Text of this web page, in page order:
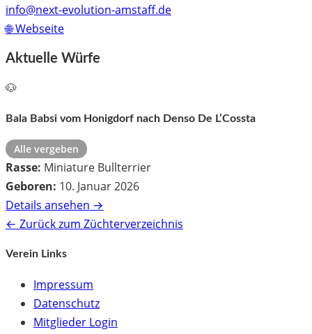
info@next-evolution-amstaff.de
🌐 Webseite
Aktuelle Würfe
🐶
Bala Babsi vom Honigdorf nach Denso De L’Cossta
Alle vergeben
Rasse: Miniature Bullterrier
Geboren: 10. Januar 2026
Details ansehen →
← Zurück zum Züchterverzeichnis
Verein Links
Impressum
Datenschutz
Mitglieder Login